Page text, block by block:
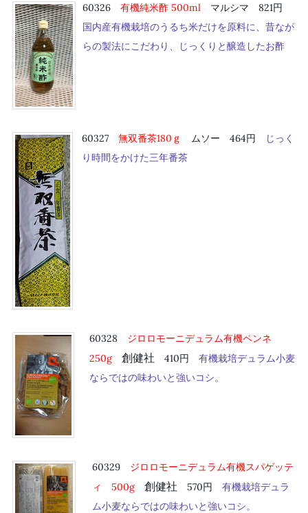
60326 有機純米酢 500ml マルシマ 821円
国内産有機栽培のうるち米だけを原料に、昔なが
らの製法にこだわり、じっくりと醸造したお酢
60327 無双番茶180ｇ ムソー 464円
じっく
り時間をかけた三年番茶
60328 ジロロモーニデュラム有機ペンネ
250g 創健社 410円 有機栽培デュラム小麦
ならではの味わいと強いコシ。
60329 ジロロモーニデュラム有機スパゲッテ
ィ 500g 創健社 570円 有機栽培デュラ
ム小麦ならではの味わいと強いコシ。